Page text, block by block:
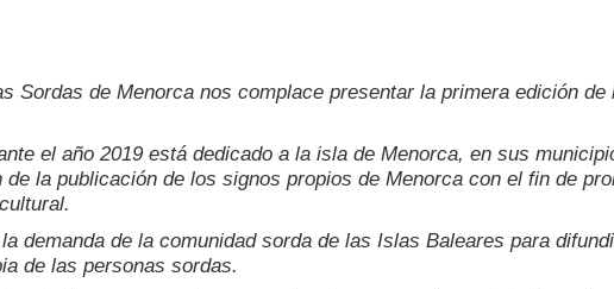
Sordas de Menorca nos complace presentar la primera edición
el año 2019 está dedicado a la isla de Menorca, en sus
la publicación de los signos propios de Menorca con el fin de
demanda de la comunidad sorda de las Islas Baleares para
de las personas sordas.